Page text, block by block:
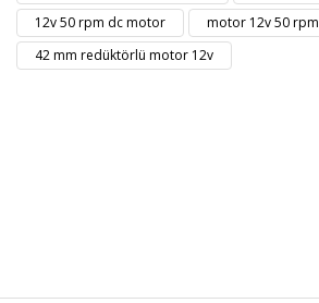
12v 50 rpm dc motor
motor 12v 50 rpm
42 mm redüktörlü motor 12v